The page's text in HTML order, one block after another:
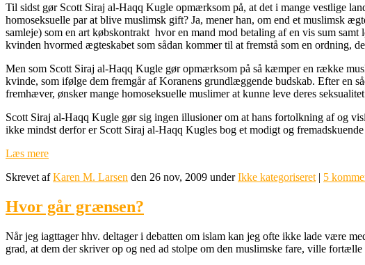
Til sidst gør Scott Siraj al-Haqq Kugle opmærksom på, at det i mange vestlige
homoseksuelle par at blive muslimsk gift? Ja, mener han, om end et muslimsk
samleje) som en art købskontrakt hvor en mand mod betaling af en vis sum
kvinden hvormed ægteskabet som sådan kommer til at fremstå som en ordning,
Men som Scott Siraj al-Haqq Kugle gør opmærksom på så kæmper en række
kvinde, som ifølge dem fremgår af Koranens grundlæggende budskab. Efter en
fremhæver, ønsker mange homoseksuelle muslimer at kunne leve deres
Scott Siraj al-Haqq Kugle gør sig ingen illusioner om at hans fortolkning af og
ikke mindst derfor er Scott Siraj al-Haqq Kugles bog et modigt og
Læs mere
Skrevet afKaren M. Larsen den 26 nov, 2009 underIkke kategoriseret | 5
Hvor går grænsen?
Når jeg iagttager hhv. deltager i debatten om islam kan jeg ofte ikke lade være
grad, at dem der skriver op og ned ad stolpe om den muslimske fare, ville